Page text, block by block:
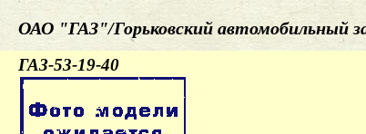
ОАО "ГАЗ"/Горьковский автомобильный
ГАЗ-53-19-40